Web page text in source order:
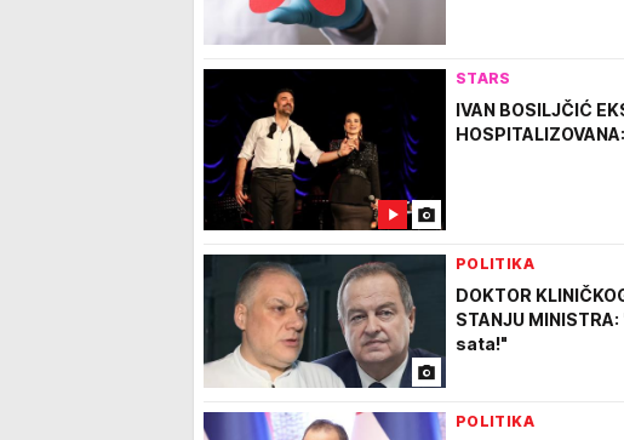
STARS
IVAN BOSILJČIĆ
POLITIKA
DOKTOR
STANJU
sata!"
POLITIKA